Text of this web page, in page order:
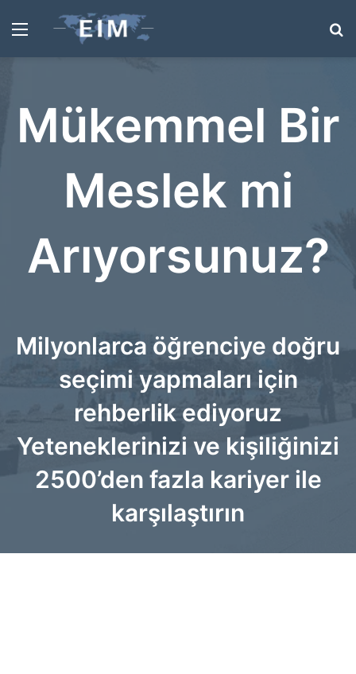
Menü
Mükemmel Bir
Meslek mi
Arıyorsunuz?
Milyonlarca öğrenciye doğru
seçimi yapmaları için
rehberlik ediyoruz
Yeteneklerinizi ve kişiliğinizi
2500’den fazla kariyer ile
karşılaştırın